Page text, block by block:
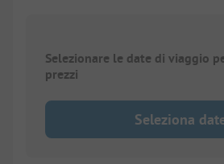
Selezionare le date di viaggio
prezzi
Seleziona